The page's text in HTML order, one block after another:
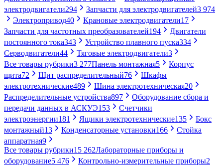
электродвигатели294 Запчасти для электродвигателей3 974
Электропривод40 Крановые электродвигатели17
Запчасти для частотных преобразователей194
Двигатели
постоянного тока343 Устройство плавного пуска334
Серводвигатели44 Тяговые электродвигатели3
Все товары рубрики3 277Панель монтажная5
Корпус
щита72 Щит распределительный76
Шкафы
электротехнические489 Шина электротехническая20
Распределительные устройства897
Оборудование сбора и
передачи данных в АСКУЭ153
Счетчики
электроэнергии181 Ящики электротехнические135
Бокс
монтажный13 Конденсаторные установки166
Стойка
аппаратная9
Все товары рубрики15 262Лабораторные приборы и
оборудование5 476 Контрольно-измерительные приборы2